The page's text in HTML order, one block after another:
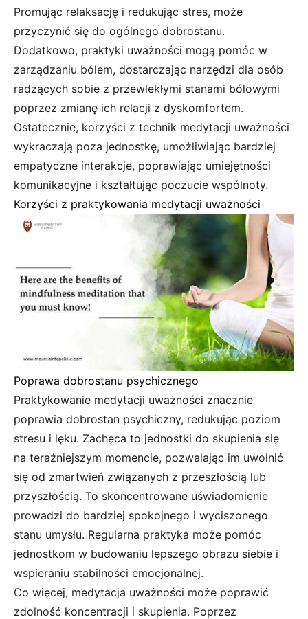
Promując relaksację i redukując stres, może
przyczynić się do ogólnego dobrostanu.
Dodatkowo, praktyki uważności mogą pomóc w
zarządzaniu bólem, dostarczając narzędzi dla osób
radzących sobie z przewlekłymi stanami bólowymi
poprzez zmianę ich relacji z dyskomfortem.
Ostatecznie, korzyści z technik medytacji uważności
wykraczają poza jednostkę, umożliwiając bardziej
empatyczne interakcje, poprawiając umiejętności
komunikacyjne i kształtując poczucie wspólnoty.
Korzyści z praktykowania medytacji uważności
Poprawa dobrostanu psychicznego
Praktykowanie medytacji uważności znacznie
poprawia dobrostan psychiczny, redukując poziom
stresu i lęku. Zachęca to jednostki do skupienia się
na teraźniejszym momencie, pozwalając im uwolnić
się od zmartwień związanych z przeszłością lub
przyszłością. To skoncentrowane uświadomienie
prowadzi do bardziej spokojnego i wyciszonego
stanu umysłu. Regularna praktyka może pomóc
jednostkom w budowaniu lepszego obrazu siebie i
wspieraniu stabilności emocjonalnej.
Co więcej, medytacja uważności może poprawić
zdolność koncentracji i skupienia. Poprzez